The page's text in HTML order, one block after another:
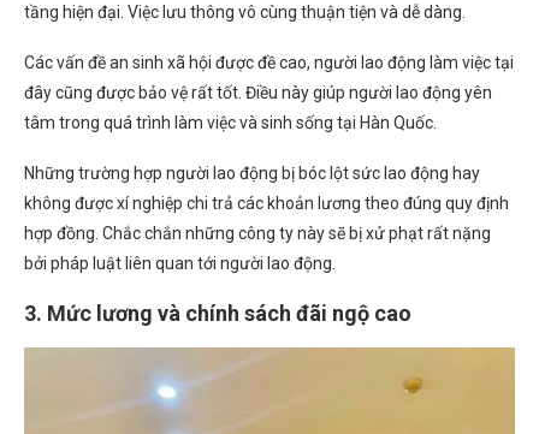
tầng hiện đại. Việc lưu thông vô cùng thuận tiện và dễ dàng.
Các vấn đề an sinh xã hội được đề cao, người lao động làm việc tại
đây cũng được bảo vệ rất tốt. Điều này giúp người lao động yên
tâm trong quá trình làm việc và sinh sống tại Hàn Quốc.
Những trường hợp người lao động bị bóc lột sức lao động hay
không được xí nghiệp chi trả các khoản lương theo đúng quy định
hợp đồng. Chắc chắn những công ty này sẽ bị xử phạt rất nặng
bởi pháp luật liên quan tới người lao động.
3. Mức lương và chính sách đãi ngộ cao